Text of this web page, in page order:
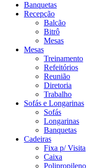
Banquetas
Recepção
Balcão
Bitrô
Mesas
Mesas
Treinamento
Refeitórios
Reunião
Diretoria
Trabalho
Sofás e Longarinas
Sofás
Longarinas
Banquetas
Cadeiras
Fixa p/ Visita
Caixa
Polipropileno